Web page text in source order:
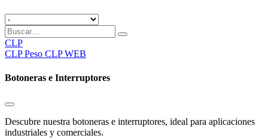
CLP
CLP Peso CLP WEB
Botoneras e Interruptores
Descubre nuestra botoneras e interruptores, ideal para aplicaciones
industriales y comerciales.